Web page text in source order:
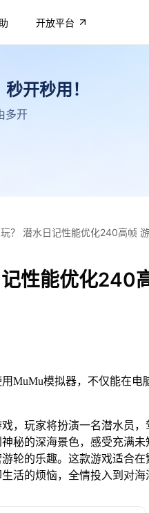
开放平台
开秒用！
多开
？ 潜水日记性能优化240高帧
性能优化240
MuMu模拟器，不仅能在电
，玩家将扮演一名潜水员，
秘的深海景色，感受充满未
轮的乐趣。这款游戏适合
活的烦恼，全情投入到对海